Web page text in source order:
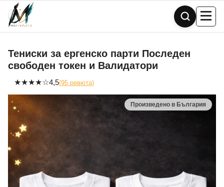
Skip
content
Тениски за ергенско парти Последен
свободен токен и Валидатори
★★★★☆4,5(95 ревюта)